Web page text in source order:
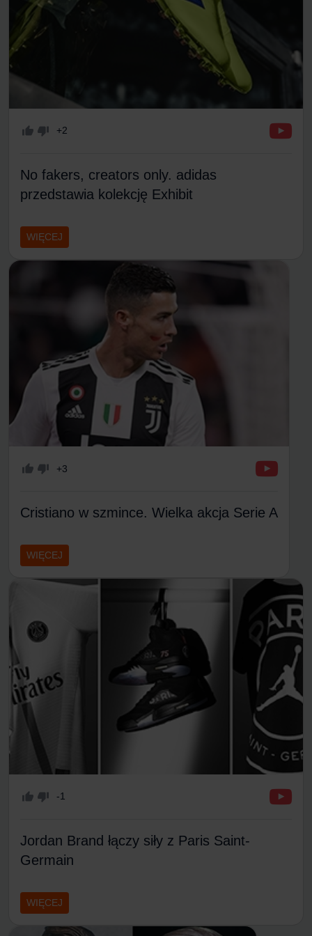
+2
No fakers, creators only. adidas
przedstawia kolekcję Exhibit
WIĘCEJ
+3
Cristiano w szmince. Wielka akcja Serie A
WIĘCEJ
-1
Jordan Brand łączy siły z Paris Saint-
Germain
WIĘCEJ